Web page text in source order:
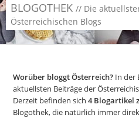
BLOGOTHEK // Die
Österreichischen Blogs
Worüber bloggt Österreich? In der
aktuellsten Beiträge der
Derzeit befinden sich4Blogartikel
Blogothek, die natürlich immer